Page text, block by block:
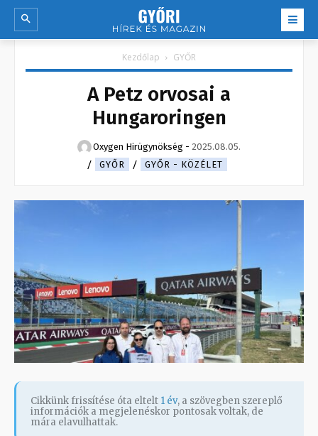
Kezdőlap GYŐR
A Petz orvosai a
Hungaroringen
Oxygen Hirügynökség - 2025.08.05.
GYŐR
GYŐR - KÖZÉLET
Cikkünk frissítése óta eltelt 1 év, a szövegben szereplő
információk a megjelenéskor pontosak voltak, de
mára elavulhattak.